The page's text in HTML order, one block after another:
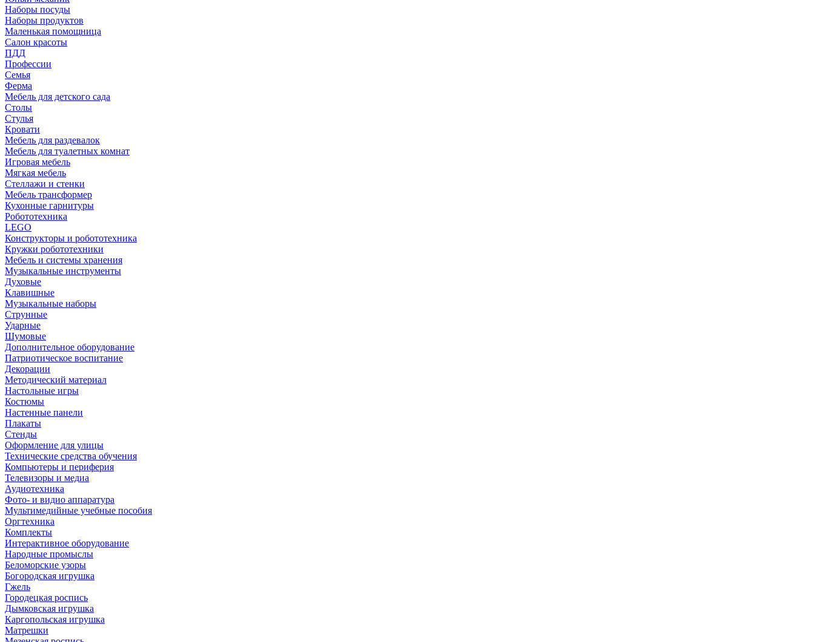
Наборы посуды
Наборы продуктов
Маленькая помощница
Салон красоты
ПДД
Профессии
Семья
Ферма
Мебель для детского сада
Столы
Cтулья
Кровати
Мебель для раздевалок
Мебель для туалетных комнат
Игровая мебель
Мягкая мебель
Стеллажи и стенки
Мебель трансформер
Кухонные гарнитуры
Робототехника
LEGO
Конструкторы и робототехника
Кружки робототехники
Мебель и системы хранения
Музыкальные инструменты
Духовые
Клавишные
Музыкальные наборы
Струнные
Ударные
Шумовые
Дополнительное оборудование
Патриотическое воспитание
Декорации
Методический материал
Настольные игры
Костюмы
Настенные панели
Плакаты
Стенды
Оформление для улицы
Технические средства обучения
Компьютеры и периферия
Телевизоры и медиа
Аудиотехника
Фото- и видио аппаратура
Мультимедийные учебные пособия
Оргтехника
Комплекты
Интерактивное оборудование
Народные промыслы
Беломорские узоры
Богородская игрушка
Гжель
Городецкая роспись
Дымковская игрушка
Каргопольская игрушка
Матрешки